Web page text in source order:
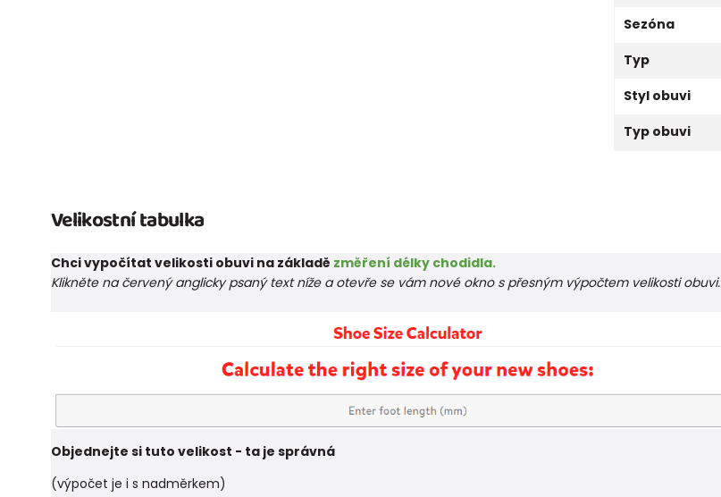
Sezóna
Typ
Styl obuvi
Typ obuvi
Velikostní tabulka
Chci vypočítat velikosti obuvi na základě změření délky chodidla.
Klikněte na červený anglicky psaný text níže a otevře se vám nové okno s přesným výpočtem velikosti obuvi.
Objednejte si tuto velikost - ta je správná
(výpočet je i s nadměrkem)